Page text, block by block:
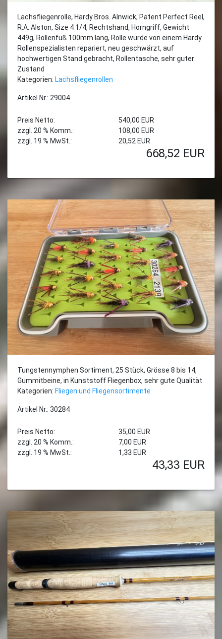
Lachsfliegenrolle, Hardy Bros. Alnwick, Patent Perfect Reel,
R.A. Alston, Size 4 1/4, Rechtshand, Horngriff, Gewicht
449g, Rollenfuß 100mm lang, Rolle wurde von einem Hardy
Rollenspezialisten repariert, neu geschwärzt, auf
hochwertigen Stand gebracht, Rollentasche, sehr guter
Zustand
Kategorien: Lachsfliegenrollen
Artikel Nr.: 29004
Preis Netto:
540,00 EUR
zzgl. 20 % Komm.:
108,00 EUR
zzgl. 19 % MwSt.:
20,52 EUR
668,52 EUR
Tungstennymphen Sortiment, 25 Stück, Grösse 8 bis 14,
Gummitbeine, in Kunststoff Fliegenbox, sehr gute Qualität
Kategorien: Fliegen und Fliegensortimente
Artikel Nr.: 30284
Preis Netto:
35,00 EUR
zzgl. 20 % Komm.:
7,00 EUR
zzgl. 19 % MwSt.:
1,33 EUR
43,33 EUR